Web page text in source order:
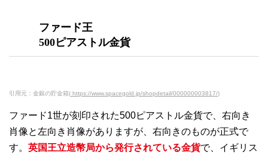
ファード王
500ピアストル金貨
引用元：金銀の貯金箱( https://www.spacegold.jp/shopdetail/000000003817/)
ファード1世が刻印された500ピアストル金貨で、右向き
肖像と左向き肖像がありますが、右向きのものが正式で
す。 英国王立造幣局から発行されている金貨で、イギリス